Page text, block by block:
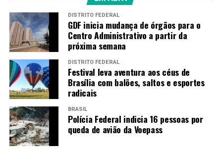
DISTRITO FEDERAL
GDF inicia mudança de órgãos para o
Centro Administrativo a partir da
próxima semana
DISTRITO FEDERAL
Festival leva aventura aos céus de
Brasília com balões, saltos e esportes
radicais
BRASIL
Polícia Federal indicia 16 pessoas por
queda de avião da Voepass